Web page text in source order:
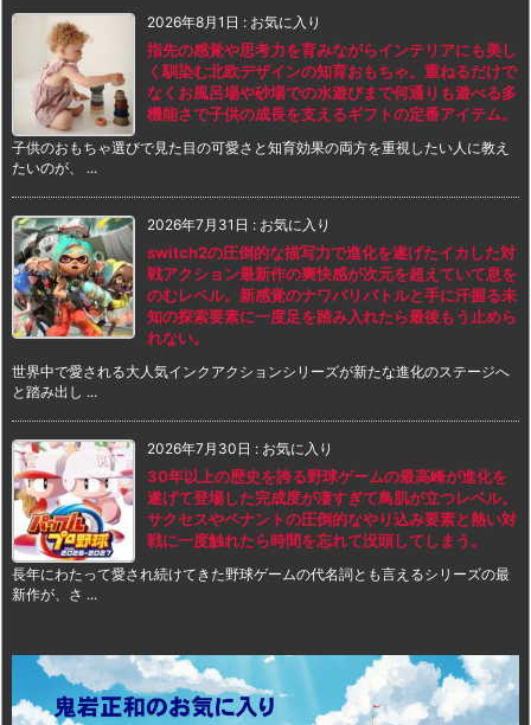
2026年8月1日 : お気に入り
指先の感覚や思考力を育みながらインテリアにも美し
く馴染む北欧デザインの知育おもちゃ。重ねるだけで
なくお風呂場や砂場での水遊びまで何通りも遊べる多
機能さで子供の成長を支えるギフトの定番アイテム。
子供のおもちゃ選びで見た目の可愛さと知育効果の両方を重視したい人に教え
たいのが、 ...
2026年7月31日 : お気に入り
switch2の圧倒的な描写力で進化を遂げたイカした対
戦アクション最新作の爽快感が次元を超えていて息を
のむレベル。新感覚のナワバリバトルと手に汗握る未
知の探索要素に一度足を踏み入れたら最後もう止めら
れない。
世界中で愛される大人気インクアクションシリーズが新たな進化のステージへ
と踏み出し ...
2026年7月30日 : お気に入り
30年以上の歴史を誇る野球ゲームの最高峰が進化を
遂げて登場した完成度が凄すぎて鳥肌が立つレベル。
サクセスやペナントの圧倒的なやり込み要素と熱い対
戦に一度触れたら時間を忘れて没頭してしまう。
長年にわたって愛され続けてきた野球ゲームの代名詞とも言えるシリーズの最
新作が、さ ...